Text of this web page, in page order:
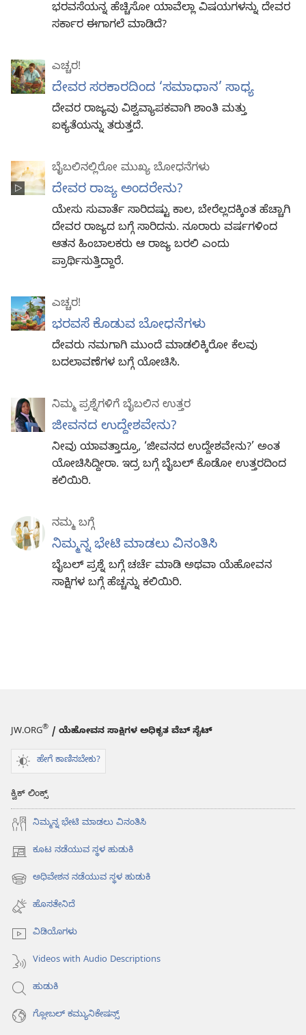
ಭರವಸೆಯನ್ನ ಹೆಚ್ಚಿಸೋ ಯಾವೆಲ್ಲಾ ವಿಷಯಗಳನ್ನು ದೇವರ
ಸರ್ಕಾರ ಈಗಾಗಲೆ ಮಾಡಿದೆ?
ಎಚ್ಚರ!
ದೇವರ ಸರಕಾರದಿಂದ ‘ಸಮಾಧಾನ’ ಸಾಧ್ಯ
ದೇವರ ರಾಜ್ಯವು ವಿಶ್ವವ್ಯಾಪಕವಾಗಿ ಶಾಂತಿ ಮತ್ತು
ಐಕ್ಯತೆಯನ್ನು ತರುತ್ತದೆ.
ಬೈಬಲಿನಲ್ಲಿರೋ ಮುಖ್ಯ ಬೋಧನೆಗಳು
ದೇವರ ರಾಜ್ಯ ಅಂದರೇನು?
ಯೇಸು ಸುವಾರ್ತೆ ಸಾರಿದಷ್ಟು ಕಾಲ, ಬೇರೆಲ್ಲದಕ್ಕಿಂತ ಹೆಚ್ಚಾಗಿ
ದೇವರ ರಾಜ್ಯದ ಬಗ್ಗೆ ಸಾರಿದನು. ನೂರಾರು ವರ್ಷಗಳಿಂದ
ಆತನ ಹಿಂಬಾಲಕರು ಆ ರಾಜ್ಯ ಬರಲಿ ಎಂದು
ಪ್ರಾರ್ಥಿಸುತ್ತಿದ್ದಾರೆ.
ಎಚ್ಚರ!
ಭರವಸೆ ಕೊಡುವ ಬೋಧನೆಗಳು
ದೇವರು ನಮಗಾಗಿ ಮುಂದೆ ಮಾಡಲಿಕ್ಕಿರೋ ಕೆಲವು
ಬದಲಾವಣೆಗಳ ಬಗ್ಗೆ ಯೋಚಿಸಿ.
ನಿಮ್ಮ ಪ್ರಶ್ನೆಗಳಿಗೆ ಬೈಬಲಿನ ಉತ್ತರ
ಜೀವನದ ಉದ್ದೇಶವೇನು?
ನೀವು ಯಾವತ್ತಾದ್ರೂ, ‘ಜೀವನದ ಉದ್ದೇಶವೇನು?’ ಅಂತ
ಯೋಚಿಸಿದ್ದೀರಾ. ಇದ್ರ ಬಗ್ಗೆ ಬೈಬಲ್‌ ಕೊಡೋ ಉತ್ತರದಿಂದ
ಕಲಿಯಿರಿ.
ನಮ್ಮ ಬಗ್ಗೆ
ನಿಮ್ಮನ್ನ ಭೇಟಿ ಮಾಡಲು ವಿನಂತಿಸಿ
ಬೈಬಲ್‌ ಪ್ರಶ್ನೆ ಬಗ್ಗೆ ಚರ್ಚೆ ಮಾಡಿ ಅಥವಾ ಯೆಹೋವನ
ಸಾಕ್ಷಿಗಳ ಬಗ್ಗೆ ಹೆಚ್ಚನ್ನು ಕಲಿಯಿರಿ.
JW.ORG® / ಯೆಹೋವನ ಸಾಕ್ಷಿಗಳ ಅಧಿಕೃತ ವೆಬ್ ಸೈಟ್
ಹೇಗೆ ಕಾಣಿಸಬೇಕು?
ಕ್ವಿಕ್ ಲಿಂಕ್ಸ್
ನಿಮ್ಮನ್ನ ಭೇಟಿ ಮಾಡಲು ವಿನಂತಿಸಿ
ಕೂಟ ನಡೆಯುವ ಸ್ಥಳ ಹುಡುಕಿ
(opens
new
window)
ಅಧಿವೇಶನ ನಡೆಯುವ ಸ್ಥಳ ಹುಡುಕಿ
(opens
new
window)
ಹೊಸತೇನಿದೆ
ವಿಡಿಯೊಗಳು
Videos with Audio Descriptions
ಹುಡುಕಿ
ಗ್ಲೋಬಲ್‌ ಕಮ್ಯುನಿಕೇಷನ್ಸ್‌